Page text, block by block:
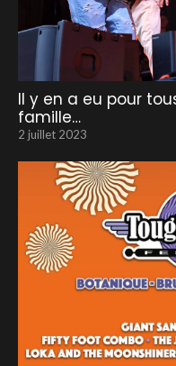
Il y en a eu pour
famille…
2 juillet 2023